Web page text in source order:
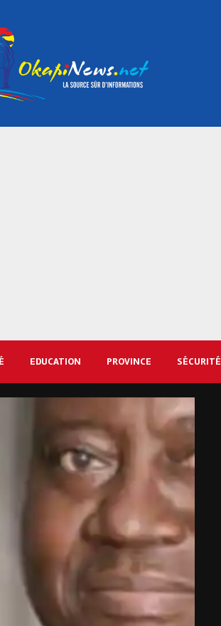
EDUCATION PROVINCE SÉCURITÉ